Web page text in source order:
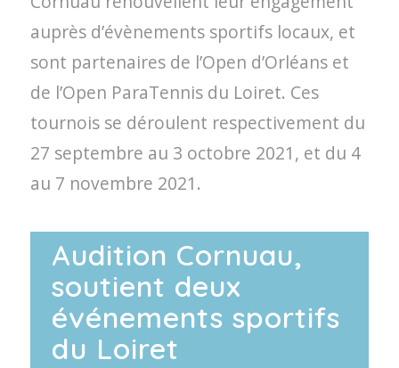
auprès d’évènements sportifs locaux, et
sont partenaires de l’Open d’Orléans et
de l’Open ParaTennis du Loiret. Ces
tournois se déroulent respectivement du
27 septembre au 3 octobre 2021, et du 4
au 7 novembre 2021.
Audition Cornuau,
soutient deux
événements sportifs
du Loiret